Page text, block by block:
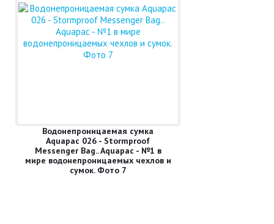
Водонепроницаемая сумка
Aquapac 026 - Stormproof
Messenger Bag.. Aquapac - №1 в
мире водонепроницаемых чехлов и
сумок. Фото 7